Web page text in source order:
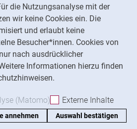
die Nutzungsanalyse mit der
wir keine Cookies ein. Die
und erlaubt keine
Besucher*innen. Cookies von
nach ausdrücklicher
Informationen hierzu finden
Cookies akzeptieren
(Matomo) Analyse-Cookies
Externe Inhalte
annehmen Auswahl bestätigen